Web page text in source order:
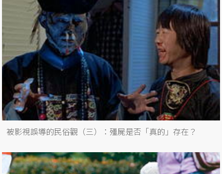
被影視誤導的民俗觀（三）：殭屍是否「真的」存在？